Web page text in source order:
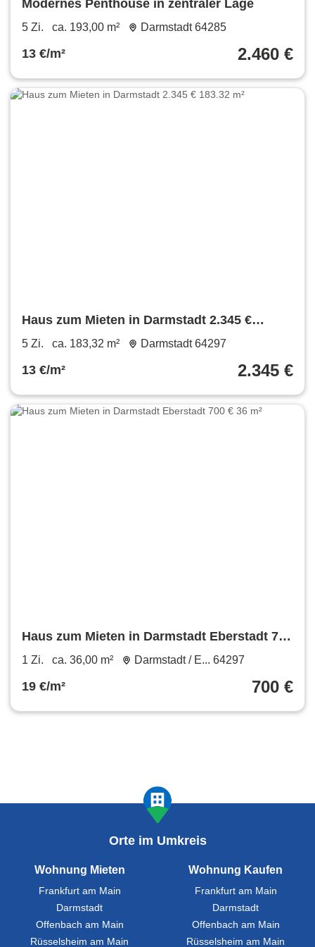
Modernes Penthouse in zentraler Lage
5 Zi. ca. 193,00 m² Darmstadt 64285
13 €/m² 2.460 €
Haus zum Mieten in Darmstadt 2.345 €
183.32 m²
5 Zi. ca. 183,32 m² Darmstadt 64297
13 €/m² 2.345 €
Haus zum Mieten in Darmstadt Eberstadt 700
€ 36 m²
1 Zi. ca. 36,00 m² Darmstadt / E... 64297
19 €/m² 700 €
Orte im Umkreis
Wohnung Mieten
Frankfurt am Main
Darmstadt
Offenbach am Main
Rüsselsheim am Main
Wohnung Kaufen
Frankfurt am Main
Darmstadt
Offenbach am Main
Rüsselsheim am Main